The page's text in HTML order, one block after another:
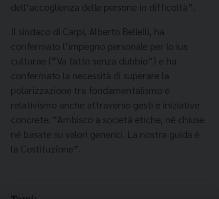
dell’accoglienza delle persone in difficoltà”.
Il sindaco di Carpi, Alberto Bellelli, ha
confermato l’impegno personale per lo ius
culturae (“Va fatto senza dubbio”) e ha
confermato la necessità di superare la
polarizzazione tra fondamentalismo e
relativismo anche attraverso gesti e iniziative
concrete. “Ambisco a società etiche, né chiuse
né basate su valori generici. La nostra guida è
la Costituzione”.